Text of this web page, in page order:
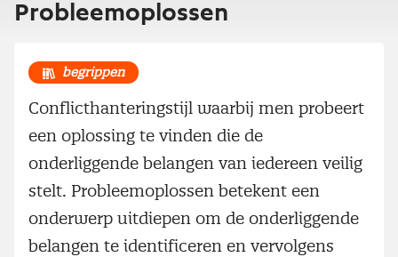
Probleemoplossen
begrippen
Conflicthanteringstijl waarbij men probeert
een oplossing te vinden die de
onderliggende belangen van iedereen veilig
stelt. Probleemoplossen betekent een
onderwerp uitdiepen om de onderliggende
belangen te identificeren en vervolgens